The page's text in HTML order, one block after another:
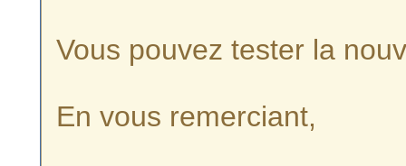
Vous pouvez tester la
En vous remerciant,